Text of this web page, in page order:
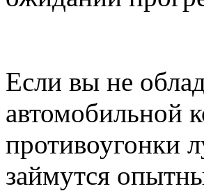
Если вы не
автомобильной
противоугонки
займутся